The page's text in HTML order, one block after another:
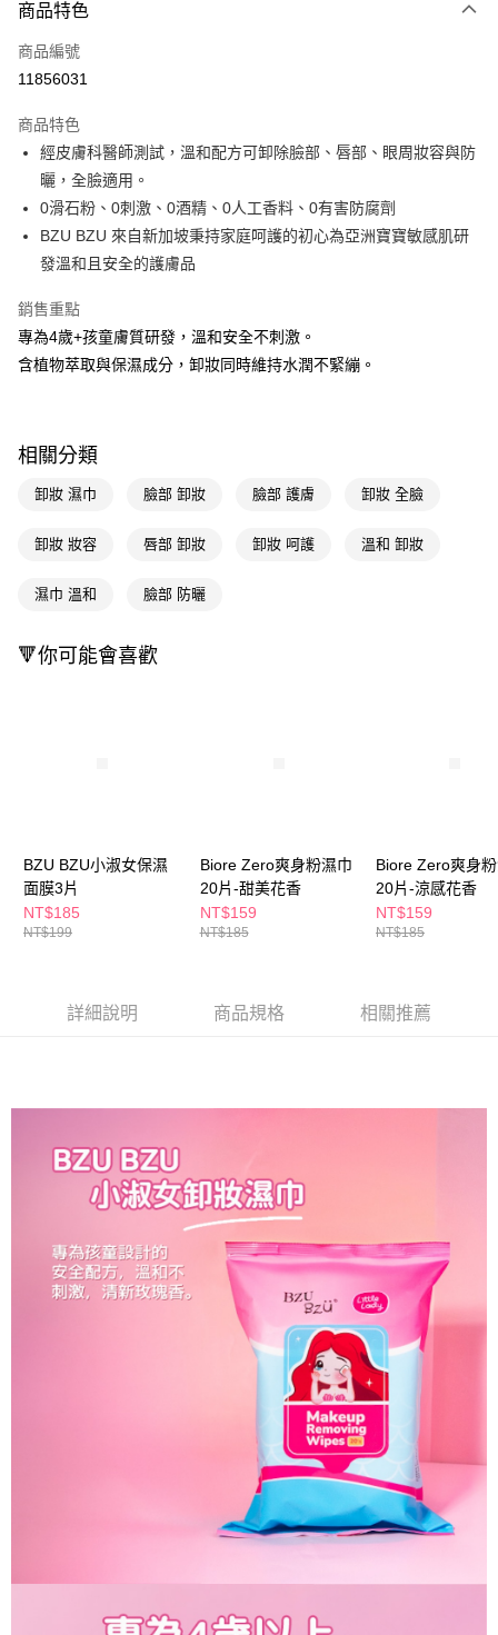
POYA支付
信用卡一次付款
LINE Pay
Apple Pay
街口支付
悠遊付
Google Pay
便利好安心！
１．簡單：不需註冊會員、不需綁卡、不需儲值。
２．便利：只要手機號碼，簡訊認證，即可結帳。
３．安心：先確認商品／服務後，再付款。
【「AFTEE先享後付」結帳流程】
結帳頁面，進行簡訊認證並確認金額後，即可完成結帳。
２．訂單成立數日內，您將收到繳費通知簡訊。
ATM／網路銀行／等多元方式進行付款，方視為交易完成。
※ 請注意：結帳手續完成當下不需立刻繳費，但若您需要取消訂單，請聯絡
權轉讓予恩沛科技股份有限公司。
２．關於個人資料處理事宜，請瀏覽以下網址：
https://aftee.tw/terms/#terms3
３．未成年的使用者請事先徵得法定代理人或監護人之同意方可使用
時審查核予不同之上限額度；若仍有額度不足之情形，本公司將視審查結果
請求用戶進行身份認證。
每筆NT$65，滿NT$390(含以上)免運費
付款後全家取貨
萊爾富取貨付款
付款後7-11取貨
每筆NT$65，滿NT$490(含以上)免運費
宅配(本島)
付款後寶雅門市自取(由倉庫統一出貨)
商品特色
商品編號
11856031
商品特色
經皮膚科醫師測試，溫和配方可卸除臉部、唇部、眼周妝容與防
曬，全臉適用。
0滑石粉、0刺激、0酒精、0人工香料、0有害防腐劑
BZU BZU 來自新加坡秉持家庭呵護的初心為亞洲寶寶敏感肌研
發溫和且安全的護膚品
銷售重點
專為4歲+孩童膚質研發，溫和安全不刺激。
含植物萃取與保濕成分，卸妝同時維持水潤不緊繃。
相關分類
卸妝 濕巾 臉部 卸妝 臉部 護膚 卸妝 全臉
卸妝 妝容 唇部 卸妝 卸妝 呵護 溫和 卸妝
濕巾 溫和 臉部 防曬
🔻你可能會喜歡
BZU BZU小淑女保濕
面膜3片
NT$185
NT$199
Biore Zero爽身粉濕巾
20片-甜美花香
NT$159
NT$185
Biore Zero爽身
20片-涼感花香
NT$159
NT$185
詳細說明 商品規格 相關推薦